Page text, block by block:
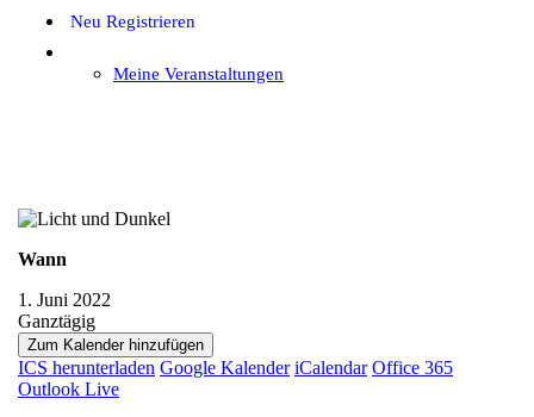
Neu Registrieren
Meine Veranstaltungen
Wann
1. Juni 2022
Ganztägig
Zum Kalender hinzufügen
ICS herunterladen Google Kalender iCalendar Office 365
Outlook Live